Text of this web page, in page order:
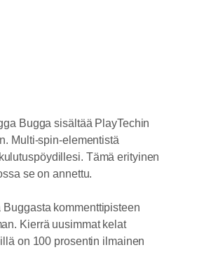
Bugga sisältää PlayTechin
Multi-spin-elementistä
Tämä erityinen
se on annettu.
kommenttipisteen
Kierrä uusimmat kelat
on 100 prosentin ilmainen